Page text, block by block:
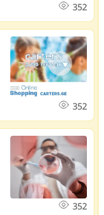
352
352
352